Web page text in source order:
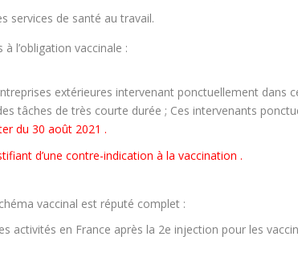
services de santé au travail.
l’obligation vaccinale :
extérieures intervenant ponctuellement dans
tâches de très courte durée ; Ces intervenants
du 30 août 2021 .
d’une contre-indication à la vaccination .
vaccinal est réputé complet :
activités en France après la 2e injection pour les